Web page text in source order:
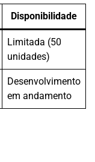
Disponibilidade
Limitada (50
unidades)
Desenvolvimento
em andamento